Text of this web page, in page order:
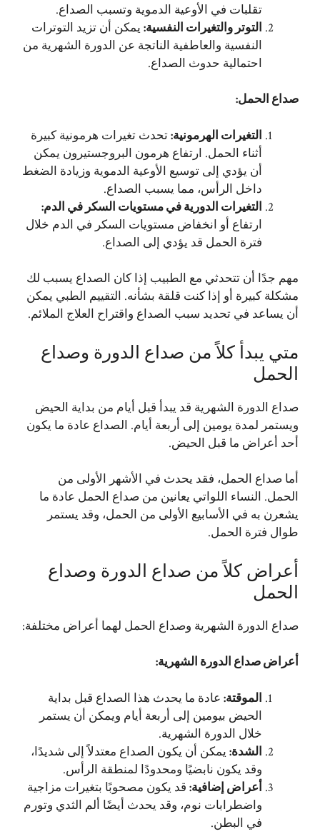
تقلبات في الأوعية الدموية وتسبب الصداع.
التوتر والتغيرات النفسية: يمكن أن تزيد التوترات
النفسية والعاطفية الناتجة عن الدورة الشهرية من
احتمالية حدوث الصداع.
صداع الحمل:
التغيرات الهرمونية:تحدث تغيرات هرمونية كبيرة
أثناء الحمل. ارتفاع هرمون البروجستيرون يمكن
أن يؤدي إلى توسيع الأوعية الدموية وزيادة الضغط
داخل الرأس، مما يسبب الصداع.
التغيرات الدورية في مستويات السكر في الدم:
ارتفاع أو انخفاض مستويات السكر في الدم خلال
فترة الحمل قد يؤدي إلى الصداع.
مهم جدًا أن تتحدثي مع الطبيب إذا كان الصداع يسبب لك
مشكلة كبيرة أو إذا كنت قلقة بشأنه. التقييم الطبي يمكن
أن يساعد في تحديد سبب الصداع واقتراح العلاج الملائم.
متي يبدأ كلاً من صداع الدورة وصداع
الحمل
صداع الدورة الشهرية قد يبدأ قبل أيام من بداية الحيض
ويستمر لمدة يومين إلى أربعة أيام. الصداع عادة ما يكون
أحد أعراض ما قبل الحيض.
أما صداع الحمل، فقد يحدث في الأشهر الأولى من
الحمل. النساء اللواتي يعانين من صداع الحمل عادة ما
يشعرن به في الأسابيع الأولى من الحمل، وقد يستمر
طوال فترة الحمل.
أعراض كلاً من صداع الدورة وصداع
الحمل
صداع الدورة الشهرية وصداع الحمل لهما أعراض مختلفة:
أعراض صداع الدورة الشهرية:
الموقتة: عادة ما يحدث هذا الصداع قبل بداية
الحيض بيومين إلى أربعة أيام ويمكن أن يستمر
خلال الدورة الشهرية.
الشدة: يمكن أن يكون الصداع معتدلاً إلى شديدًا،
وقد يكون نابضيًا ومحدودًا لمنطقة الرأس.
أعراض إضافية: قد يكون مصحوبًا بتغيرات مزاجية
واضطرابات نوم، وقد يحدث أيضًا ألم الثدي وتورم
في البطن.